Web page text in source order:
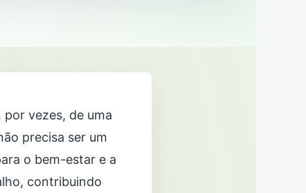
vezes, de uma
precisa ser um
o bem-estar e a
contribuindo